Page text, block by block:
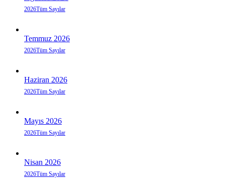
2026Tüm Sayılar
Temmuz 2026
2026Tüm Sayılar
Haziran 2026
2026Tüm Sayılar
Mayıs 2026
2026Tüm Sayılar
Nisan 2026
2026Tüm Sayılar